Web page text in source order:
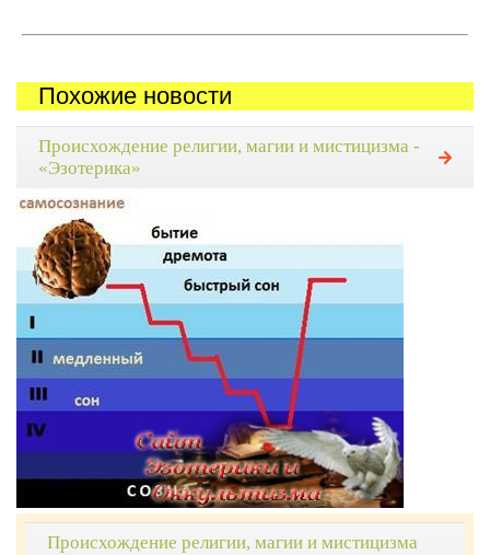
Похожие новости
Происхождение религии, магии и мистицизма -
«Эзотерика»
Происхождение религии, магии и мистицизма